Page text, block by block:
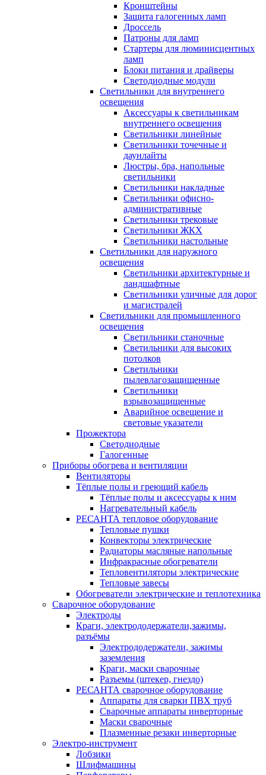
Кронштейны
Защита галогенных ламп
Дроссель
Патроны для ламп
Стартеры для люминисцентных
ламп
Блоки питания и драйверы
Светодиодные модули
Светильники для внутреннего
освещения
Аксессуары к светильникам
внутреннего освещения
Светильники линейные
Светильники точечные и
даунлайты
Люстры, бра, напольные
светильники
Светильники накладные
Светильники офисно-
административные
Светильники трековые
Светильники ЖКХ
Светильники настольные
Светильники для наружного
освещения
Светильники архитектурные и
ландшафтные
Светильники уличные для дорог
и магистралей
Светильники для промышленного
освещения
Светильники станочные
Светильники для высоких
потолков
Светильники
пылевлагозащищенные
Светильники
взрывозащищенные
Аварийное освещение и
световые указатели
Прожектора
Светодиодные
Галогенные
Приборы обогрева и вентиляции
Вентиляторы
Тёплые полы и греющий кабель
Тёплые полы и аксессуары к ним
Нагревательный кабель
РЕСАНТА тепловое оборудование
Тепловые пушки
Конвекторы электрические
Радиаторы масляные напольные
Инфракрасные обогреватели
Тепловентиляторы электрические
Тепловые завесы
Обогреватели электрические и теплотехника
Сварочное оборудование
Электроды
Краги, электрододержатели,зажимы,
разъёмы
Электрододержатели, зажимы
заземления
Краги, маски сварочные
Разъемы (штекер, гнездо)
РЕСАНТА сварочное оборудование
Аппараты для сварки ПВХ труб
Сварочные аппараты инверторные
Маски сварочные
Плазменные резаки инверторные
Электро-инструмент
Лобзики
Шлифмашины